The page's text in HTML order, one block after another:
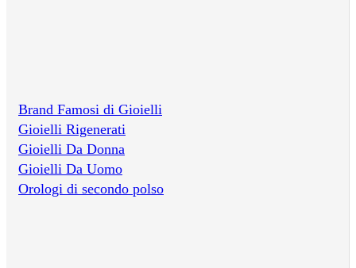
Brand Famosi di Gioielli
Gioielli Rigenerati
Gioielli Da Donna
Gioielli Da Uomo
Orologi di secondo polso